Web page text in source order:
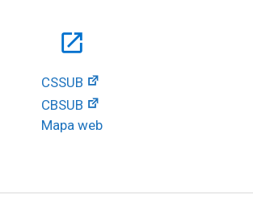
open_in_new
CSSUB
CBSUB
Mapa web